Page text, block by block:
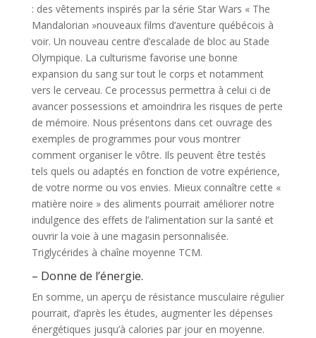
: des vêtements inspirés par la série Star Wars « The
Mandalorian »nouveaux films d’aventure québécois à
voir. Un nouveau centre d’escalade de bloc au Stade
Olympique. La culturisme favorise une bonne
expansion du sang sur tout le corps et notamment
vers le cerveau. Ce processus permettra à celui ci de
avancer possessions et amoindrira les risques de perte
de mémoire. Nous présentons dans cet ouvrage des
exemples de programmes pour vous montrer
comment organiser le vôtre. Ils peuvent être testés
tels quels ou adaptés en fonction de votre expérience,
de votre norme ou vos envies. Mieux connaître cette «
matière noire » des aliments pourrait améliorer notre
indulgence des effets de l’alimentation sur la santé et
ouvrir la voie à une magasin personnalisée.
Triglycérides à chaîne moyenne TCM.
– Donne de l’énergie.
En somme, un aperçu de résistance musculaire régulier
pourrait, d’après les études, augmenter les dépenses
énergétiques jusqu’à calories par jour en moyenne.